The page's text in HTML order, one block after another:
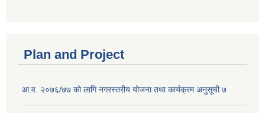
Plan and Project
आ.व. २०७६/७७ को लागि नगरस्तरीय योजना तथा कार्यक्रम अनुसूची ७